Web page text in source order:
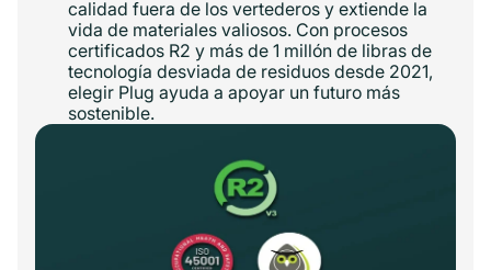
calidad fuera de los vertederos y extiende la
vida de materiales valiosos. Con procesos
certificados R2 y más de 1 millón de libras de
tecnología desviada de residuos desde 2021,
elegir Plug ayuda a apoyar un futuro más
sostenible.